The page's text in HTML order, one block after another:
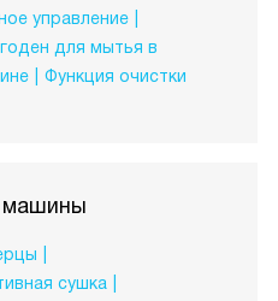
управление
для мытья в
Функция очистки
машины
сушка